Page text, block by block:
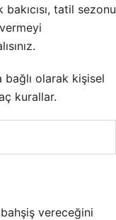
tatil sezonu
bağlı olarak kişisel
kurallar.
vereceğini